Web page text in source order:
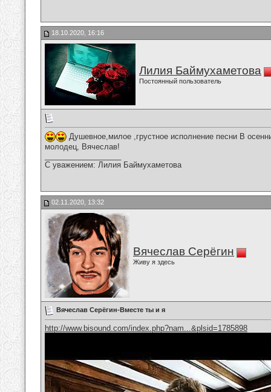
18.10.2020, 16:16
Лилия Баймухаметова
Постоянный пользователь
Душевное,милое ,грустное исполнение песни В
молодец, Вячеслав!
С уважением: Лилия Баймухаметова
02.11.2020, 13:32
Вячеслав Серёгин
Живу я здесь
Вячеслав Серёгин-Вместе ты и я
http://www.bisound.com/index.php?nam...&plsid=1785898